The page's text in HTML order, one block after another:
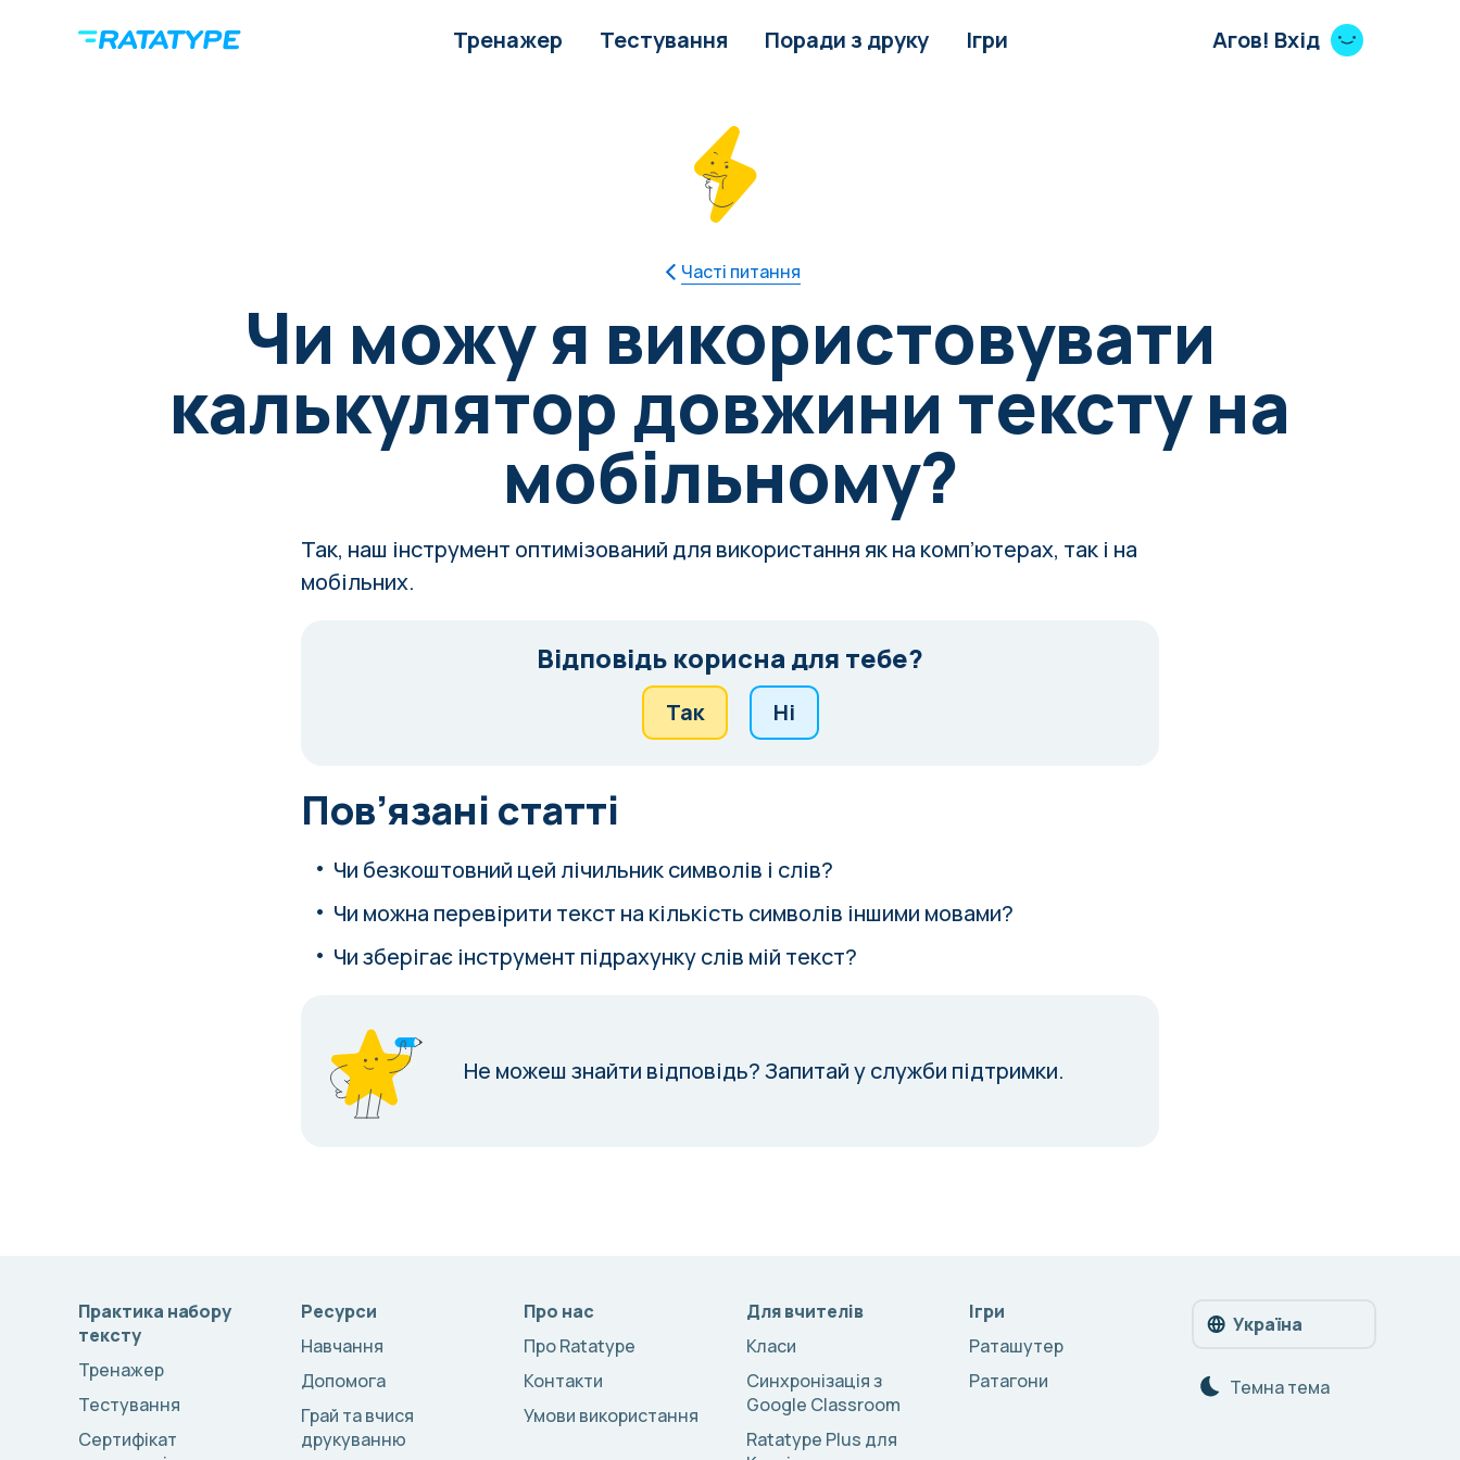
Тренажер Тестування Поради з друку Ігри Агов! Вхід
Часті питання
Чи можу я використовувати
калькулятор довжини тексту на
мобільному?
Так, наш інструмент оптимізований для використання як на комп’ютерах, так і на
мобільних.
Відповідь корисна для тебе?
Так Ні
Пов’язані статті
Чи безкоштовний цей лічильник символів і слів?
Чи можна перевірити текст на кількість символів іншими мовами?
Чи зберігає інструмент підрахунку слів мій текст?
Не можеш знайти відповідь?Запитай у служби підтримки.
Практика набору
тексту
Тренажер
Тестування
Сертифікат
Ресурси
Навчання
Допомога
Грай та вчися
друкуванню
Про нас
Про Ratatype
Контакти
Умови використання
Для вчителів
Класи
Синхронізація з
Google Classroom
Ratatype Plus для
Ігри
Раташутер
Ратагони
Україна
Темна тема